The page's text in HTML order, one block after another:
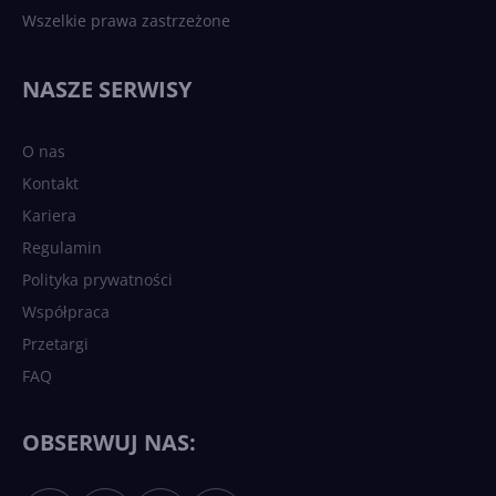
Wszelkie prawa zastrzeżone
NASZE SERWISY
O nas
Kontakt
Kariera
Regulamin
Polityka prywatności
Współpraca
Przetargi
FAQ
OBSERWUJ NAS: